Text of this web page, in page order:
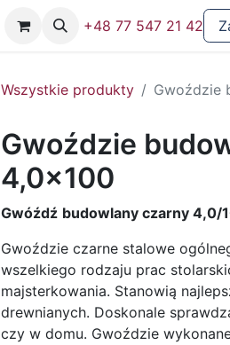
+48 77 547 21 42
Wszystkie produkty Gwoździe
Gwoździe
4,0x100
Gwóźdź budowlany czarny 4,0/
Gwoździe czarne stalowe
wszelkiego rodzaju prac
majsterkowania. Stanowią
drewnianych. Doskonale
czy w domu. Gwoździe